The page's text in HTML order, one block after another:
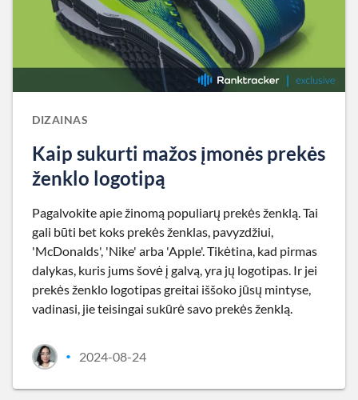
DIZAINAS
Kaip sukurti mažos įmonės prekės
ženklo logotipą
Pagalvokite apie žinomą populiarų prekės ženklą. Tai
gali būti bet koks prekės ženklas, pavyzdžiui,
'McDonalds', 'Nike' arba 'Apple'. Tikėtina, kad pirmas
dalykas, kuris jums šovė į galvą, yra jų logotipas. Ir jei
prekės ženklo logotipas greitai iššoko jūsų mintyse,
vadinasi, jie teisingai sukūrė savo prekės ženklą.
• 2024-08-24